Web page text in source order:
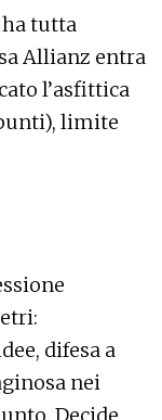
tutta
Allianz entra
l’asfittica
limite
difesa a
nei